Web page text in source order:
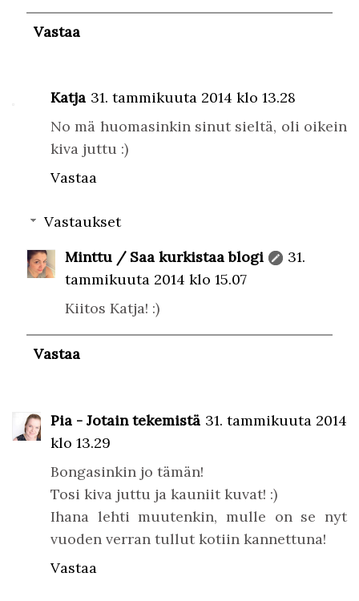
Vastaa
Katja 31. tammikuuta 2014 klo 13.28
No mä huomasinkin sinut sieltä, oli oikein
kiva juttu :)
Vastaa
Vastaukset
Minttu / Saa kurkistaa blogi
31.
tammikuuta 2014 klo 15.07
Kiitos Katja! :)
Vastaa
Pia - Jotain tekemistä 31. tammikuuta 2014
klo 13.29
Bongasinkin jo tämän!
Tosi kiva juttu ja kauniit kuvat! :)
Ihana lehti muutenkin, mulle on se nyt
vuoden verran tullut kotiin kannettuna!
Vastaa